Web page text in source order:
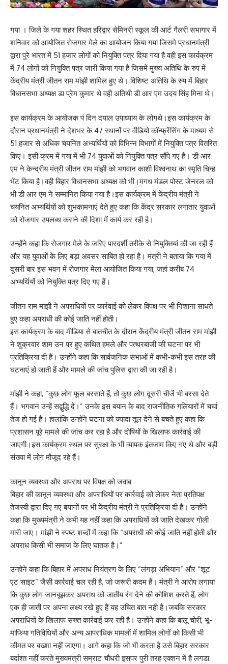
गया । जिले के गया शहर स्थित हरिद्वार सेमिनरी स्कूल की आर्ट गैलरी सभागार में
शनिवार को आयोजित रोजगार मेले का आयोजन किया गया जिसमे प्रधानमंत्री
द्वारा पुरे भारत में 51 हजार लोगों को नियुक्ति पत्र दिया गया है वही इस कार्यक्रम
में 74 लोगों को नियुक्ति पत्र जारी किया गया है जिसमें मुख्य अतिथि के रुप में
केंद्रीय मंत्री जीतन राम मांझी शामिल हुए थे। विशिष्ट अतिथि के रुप में बिहार
विधानसभा अध्यक्ष डा प्रेम कुमार थे वही अतिथी डी आर एम उदय सिंह मिना थे।
इस कार्यक्रम के आयोजक पं दिन दयाल उपाध्याय के लोगथे।इस कार्यक्रम के
दौरान प्रधानमंत्री ने देशभर के 47 स्थानों पर वीडियो कॉन्फ्रेंसिंग के माध्यम से
51 हजार से अधिक चयनित अभ्यर्थियों को विभिन्न विभागों में नियुक्ति पत्र वितरित
किए। इसी क्रम में गया में भी 74 युवाओं को नियुक्ति पत्र सौंपे गए हैं। डी आर
एम ने केन्द्रीय मंत्री जीतन राम मांझी को भगवान काशी विश्वनाथ का स्मृति चिन्ह
भेंट किया है।वही बिहार विधानसभा अध्यक्ष को भी।मगध मंडल पोस्ट जेनरल को
भी डी आर एम ने सम्मानित किया गया है।इस कार्यक्रम में केंद्रीय मंत्री ने
चयनित अभ्यर्थियों को शुभकामनाएं देते हुए कहा कि केंद्र सरकार लगातार युवाओं
को रोजगार उपलब्ध कराने की दिशा में कार्य कर रही है।
उन्होंने कहा कि रोजगार मेले के जरिए पारदर्शी तरीके से नियुक्तियां की जा रही हैं
और यह युवाओं के लिए बड़ा अवसर साबित हो रहा है। मंत्री ने बताया कि गया में
दूसरी बार इस भवन में रोजगार मेला आयोजित किया गया, जहां करीब 74
अभ्यर्थियों को नियुक्ति पत्र दिए गए हैं।
जीतन राम मांझी ने अपराधियों पर कार्रवाई को लेकर विपक्ष पर भी निशाना साधते
हुए कहा अपराधी की कोई जाति नहीं होती।
इस कार्यक्रम के बाद मीडिया से बातचीत के दौरान केंद्रीय मंत्री जीतन राम मांझी
ने शुक्रवार शाम उन पर हुए कथित हमले और पत्थरबाजी की घटना पर भी
प्रतिक्रिया दी है। उन्होंने कहा कि सार्वजनिक सभाओं में कभी-कभी इस तरह की
घटनाएं हो जाती हैं और मामले की जांच पुलिस द्वारा की जा रही है।
मांझी ने कहा, “कुछ लोग फूल बरसाते हैं, तो कुछ लोग दूसरी चीजें भी बरसा देते
हैं। भगवान उन्हें सद्बुद्धि दे।” उनके इस बयान के बाद राजनीतिक गलियारों में चर्चा
तेज हो गई है। हालांकि उन्होंने घटना को ज्यादा तूल देने से बचते हुए कहा कि
प्रशासन पूरे मामले की जांच कर रहा है और दोषियों के खिलाफ कार्रवाई की
जाएगी।इस कार्यक्रम स्थल पर सुरक्षा के भी व्यापक इंतजाम किए गए थे और बड़ी
संख्या में लोग मौजूद रहे हैं।
कानून व्यवस्था और अपराध पर विपक्ष को जवाब
बिहार की कानून व्यवस्था और अपराधियों पर कार्रवाई को लेकर नेता प्रतिपक्ष
तेजस्वी द्वारा दिए गए बयानों पर भी केंद्रीय मंत्री ने प्रतिक्रिया दी है। उन्होंने
कहा कि मुख्यमंत्री ने कभी यह नहीं कहा कि अपराधियों को जाति देखकर गोली
मारी जाए। मांझी ने स्पष्ट शब्दों में कहा कि “अपराधी की कोई जाति नहीं होती और
अपराध किसी भी समाज के लिए घातक है।”
उन्होंने कहा कि बिहार में अपराध नियंत्रण के लिए “लंगड़ा अभियान” और “शूट
एट साइट” जैसी कार्रवाई चल रही है, जो जरूरी कदम हैं। मंत्री ने आरोप लगाया
कि कुछ लोग जानबूझकर अपराध को जातीय रंग देने की कोशिश करते हैं, लोग
एक ही जाती पर अपना लक्ष्य रखे हुए हैं यह उचित बात नही है।जबकि सरकार
अपराधियों के खिलाफ सख्त कार्रवाई कर रही है। उन्होंने कहा कि बालू चोरी, भू-
माफिया गतिविधियों और अन्य आपराधिक मामलों में शामिल लोगों को किसी भी
कीमत पर बख्शा नहीं जाएगा। आगे कहा कि जो भी करता है उसे बिहार सरकार
बर्दाश्त नहीं करते मुख्यमंत्री सम्राट चौधरी इसपर पुरी तरह एक्शन में है लगडा